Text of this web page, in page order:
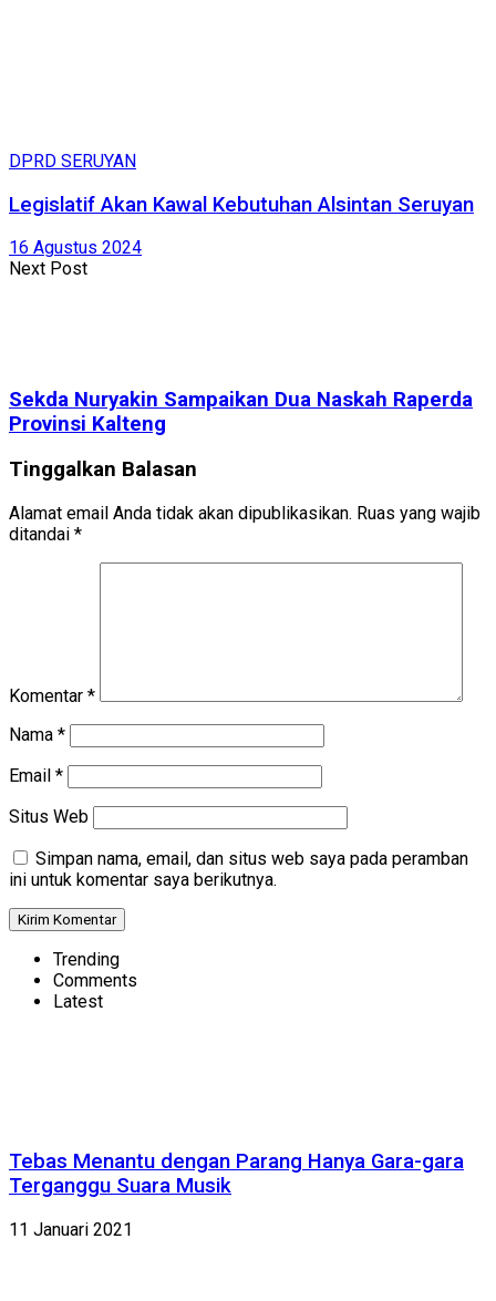
DPRD SERUYAN
Legislatif Akan Kawal Kebutuhan Alsintan Seruyan
16 Agustus 2024
Next Post
Sekda Nuryakin Sampaikan Dua Naskah Raperda
Provinsi Kalteng
Tinggalkan Balasan
Alamat email Anda tidak akan dipublikasikan. Ruas yang wajib
ditandai *
Komentar *
Nama *
Email *
Situs Web
Simpan nama, email, dan situs web saya pada peramban
ini untuk komentar saya berikutnya.
Trending
Comments
Latest
Tebas Menantu dengan Parang Hanya Gara-gara
Terganggu Suara Musik
11 Januari 2021